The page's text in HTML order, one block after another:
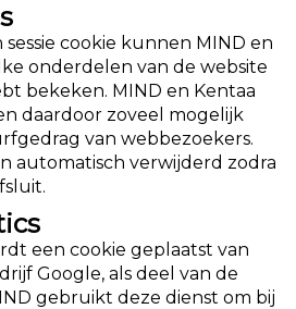
cookie kunnen MIND en
onderdelen van de website
bekeken. MIND en Kentaa
daardoor zoveel mogelijk
van webbezoekers.
automatisch verwijderd zodra
een cookie geplaatst van
Google, als deel van de
gebruikt deze dienst om bij